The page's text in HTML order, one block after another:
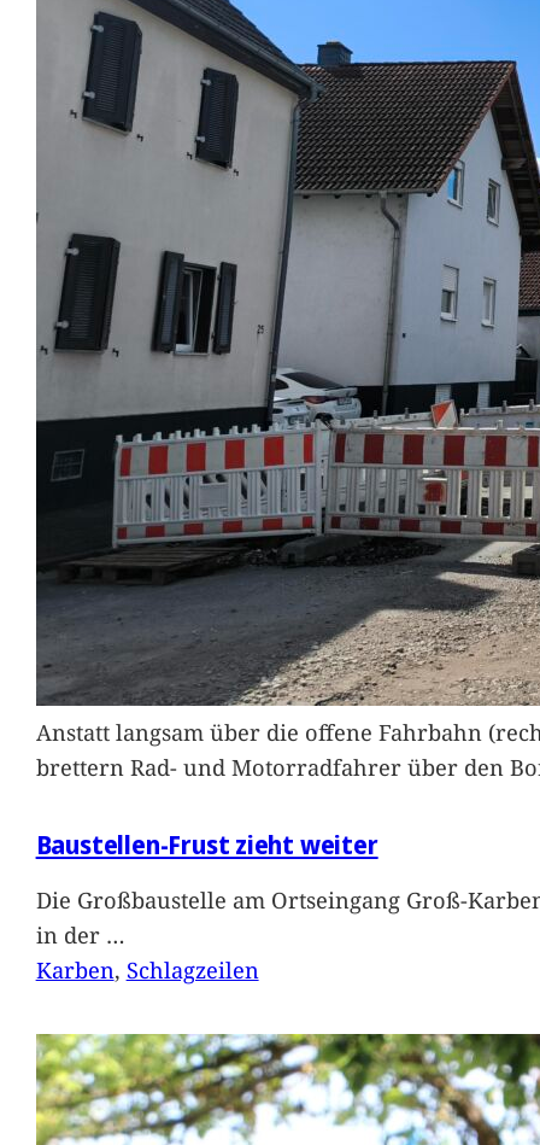
Anstatt langsam über die offene Fahrbahn
brettern Rad- und Motorradfahrer über den
Baustellen-Frust zieht weiter
Die Großbaustelle am Ortseingang Groß-
in der …
Karben, Schlagzeilen